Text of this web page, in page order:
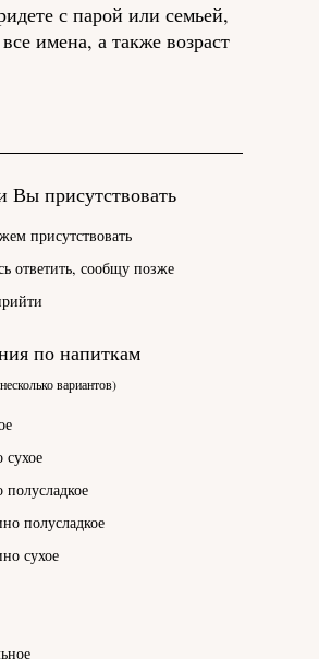
с парой или семьей,
имена, а также возраст
Вы присутствовать
присутствовать
ответить, сообщу позже
по напиткам
вариантов)
сухое
полусладкое
сухое